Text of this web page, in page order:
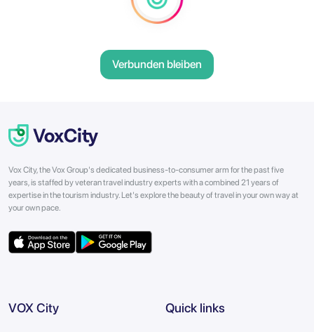
Verbunden bleiben
Vox City, the Vox Group's dedicated business-to-consumer arm for the past five
years, is staffed by veteran travel industry experts with a combined 21 years of
expertise in the tourism industry. Let's explore the beauty of travel in your own way at
your own pace.
VOX City Quick links